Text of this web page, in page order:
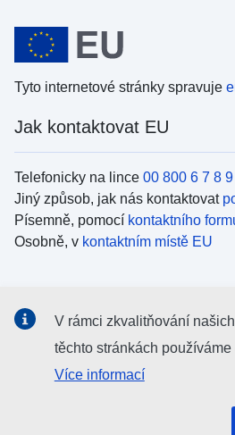
Tyto internetové stránky spravuje
Jak kontaktovat EU
Telefonicky na lince 00 800 6 7 8
Jiný způsob, jak nás kontaktovat
Písemně, pomocí kontaktního
Osobně, v kontaktním místě EU
Vyhledávání informačních kanálů
V rámci zkvalitňování
těchto stránkách
Více informací